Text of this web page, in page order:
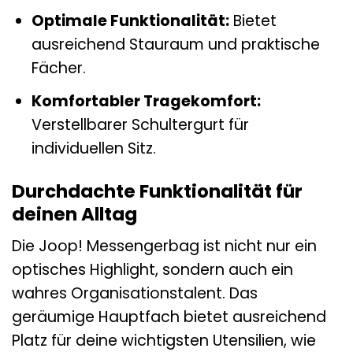
Optimale Funktionalität:Bietet
ausreichend Stauraum und praktische
Fächer.
Komfortabler Tragekomfort:
Verstellbarer Schultergurt für
individuellen Sitz.
Durchdachte Funktionalität für
deinen Alltag
Die Joop! Messengerbag ist nicht nur ein
optisches Highlight, sondern auch ein
wahres Organisationstalent. Das
geräumige Hauptfach bietet ausreichend
Platz für deine wichtigsten Utensilien, wie